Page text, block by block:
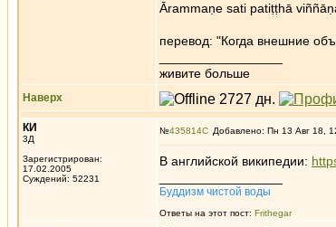
Ārammaṇe sati patiṭṭhā
перевод: "Когда внешние
живите больше
Наверх
КИ
3Д
Зарегистрирован:
17.02.2005
Суждений: 52231
№435814 Добавлено: Пн 13 Авг 18,
В английской википедии:
Буддизм чистой воды
Ответы на этот пост: Frithegar